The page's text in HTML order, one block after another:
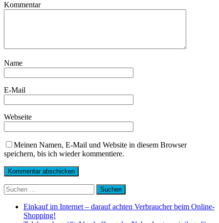
Kommentar
Name
E-Mail
Webseite
Meinen Namen, E-Mail und Website in diesem Browser
speichern, bis ich wieder kommentiere.
Suchen
nach:
Einkauf im Internet – darauf achten Verbraucher beim Online-
Shopping!